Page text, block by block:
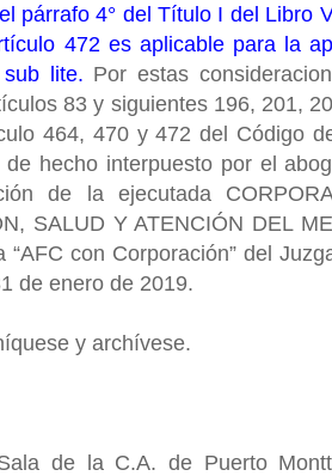
párrafo 4° del Título I del Libro
472 es aplicable para la
lite. Por estas
83 y siguientes 196, 201,
464, 470 y 472 del Código
hecho interpuesto por el
de la ejecutada
SALUD Y ATENCIÓN DEL
con Corporación” del
de enero de 2019.
y archívese.
de la C.A. de Puerto